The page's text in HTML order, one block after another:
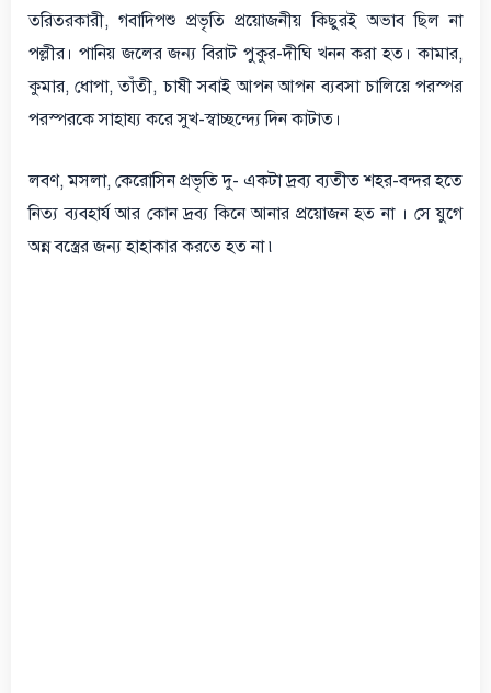
তরিতরকারী, গবাদিপশু প্রভৃতি প্রয়োজনীয় কিছুরই অভাব ছিল না
পল্লীর। পানিয় জলের জন্য বিরাট পুকুর-দীঘি খনন করা হত। কামার,
কুমার, ধোপা, তাঁতী, চাষী সবাই আপন আপন ব্যবসা চালিয়ে পরস্পর
পরস্পরকে সাহায্য করে সুখ-স্বাচ্ছন্দ্যে দিন কাটাত।
লবণ, মসলা, কেরোসিন প্রভৃতি দু- একটা দ্রব্য ব্যতীত শহর-বন্দর হতে
নিত্য ব্যবহার্য আর কোন দ্রব্য কিনে আনার প্রয়োজন হত না । সে যুগে
অন্ন বস্ত্রের জন্য হাহাকার করতে হত না ৷